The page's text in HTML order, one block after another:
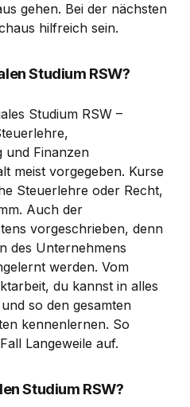
gehen. Bei der nächsten
hilfreich sein.
Studium RSW?
Studium RSW –
und Finanzen
meist vorgegeben. Kurse
Steuerlehre oder Recht,
Auch der
vorgeschrieben, denn
des Unternehmens
werden. Vom
du kannst in alles
so den gesamten
kennenlernen. So
Langeweile auf.
Studium RSW?